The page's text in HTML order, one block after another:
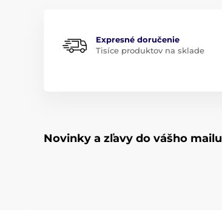
Expresné doručenie
Tisíce produktov na sklade
Novinky a zľavy do vášho mailu